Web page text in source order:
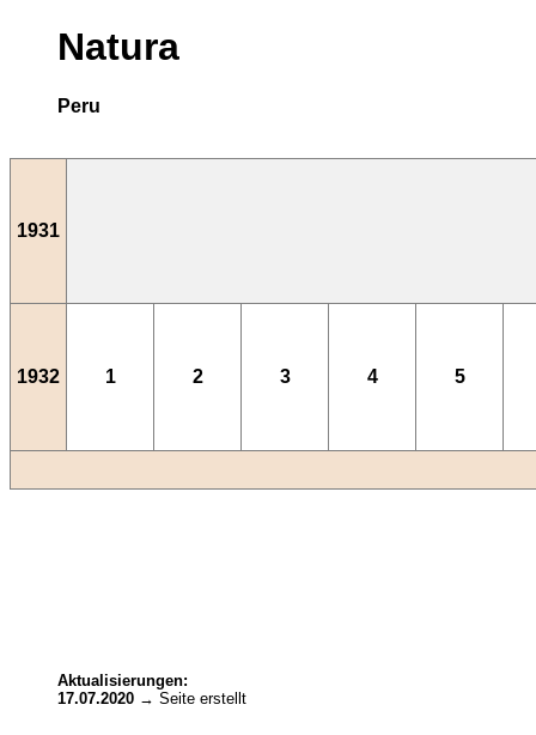
Natura
Peru
1931
1932 1 2 3 4 5
Aktualisierungen:
17.07.2020 → Seite erstellt